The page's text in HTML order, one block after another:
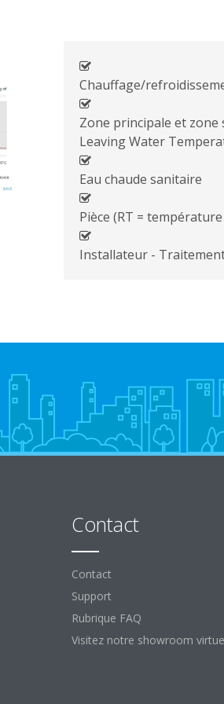
Chauffage/
Zone principale et
Leaving Water
Eau chaude sanitaire
Pièce (RT =
Installateur -
Contact
Contact
Support
Rubrique FAQ
Visitez notre showroom